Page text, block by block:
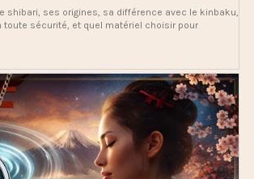
shibari, ses origines, sa différence avec le kinbaku,
toute sécurité, et quel matériel choisir pour